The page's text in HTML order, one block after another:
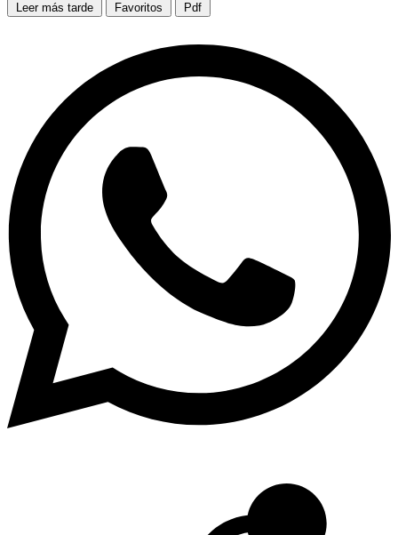
Leer más tarde Favoritos Pdf